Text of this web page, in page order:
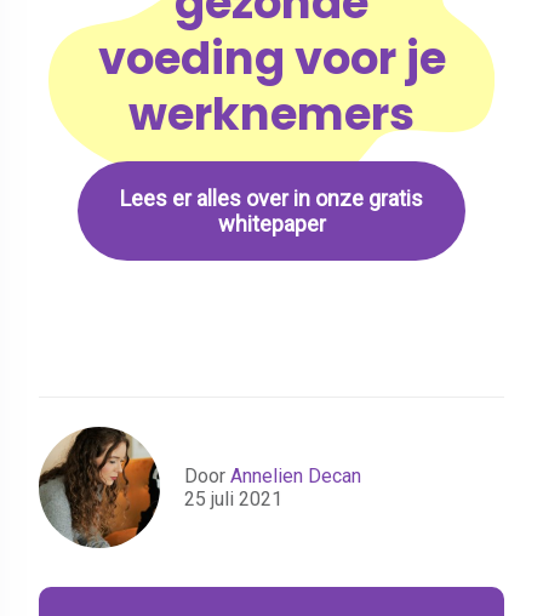
voeding voor je
werknemers
Lees er alles over in onze gratis
whitepaper
Door Annelien Decan
25 juli 2021